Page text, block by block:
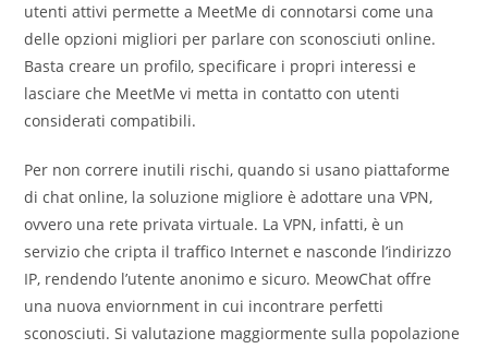
utenti attivi permette a MeetMe di connotarsi come una
delle opzioni migliori per parlare con sconosciuti online.
Basta creare un profilo, specificare i propri interessi e
lasciare che MeetMe vi metta in contatto con utenti
considerati compatibili.
Per non correre inutili rischi, quando si usano piattaforme
di chat online, la soluzione migliore è adottare una VPN,
ovvero una rete privata virtuale. La VPN, infatti, è un
servizio che cripta il traffico Internet e nasconde l’indirizzo
IP, rendendo l’utente anonimo e sicuro. MeowChat offre
una nuova enviornment in cui incontrare perfetti
sconosciuti. Si valutazione maggiormente sulla popolazione